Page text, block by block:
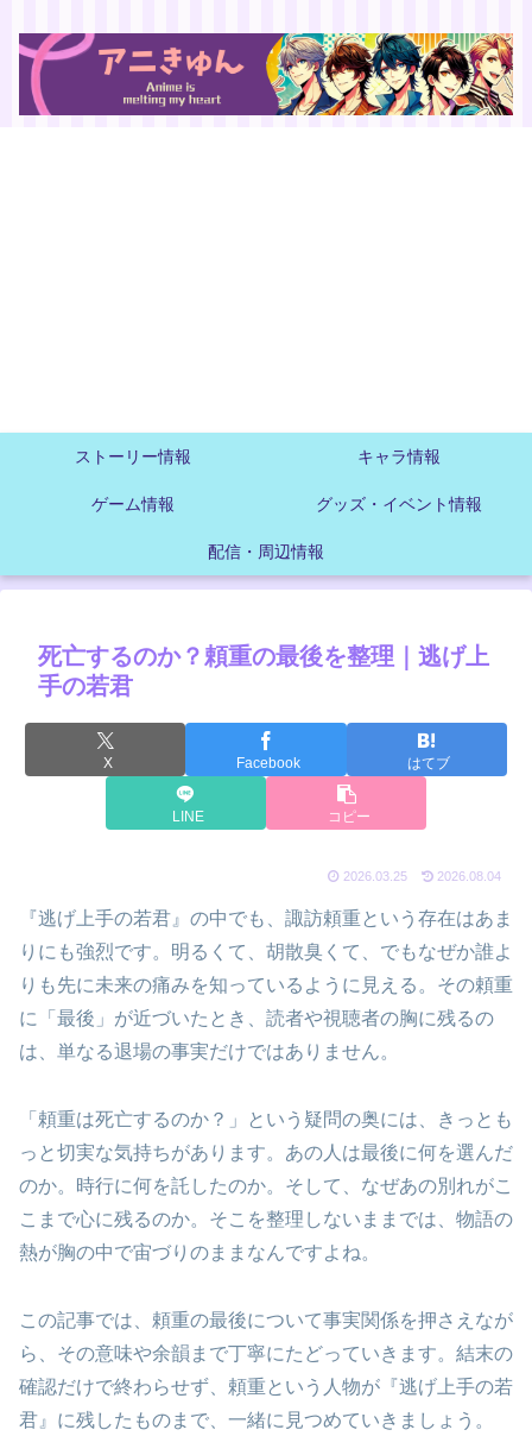
ストーリー情報 キャラ情報
ゲーム情報 グッズ・イベント情報
配信・周辺情報
死亡するのか？頼重の最後を整理｜逃げ上
手の若君
X Facebook はてブ
LINE コピー
2026.03.25 2026.08.04
『逃げ上手の若君』の中でも、諏訪頼重という存在はあま
りにも強烈です。明るくて、胡散臭くて、でもなぜか誰よ
りも先に未来の痛みを知っているように見える。その頼重
に「最後」が近づいたとき、読者や視聴者の胸に残るの
は、単なる退場の事実だけではありません。
「頼重は死亡するのか？」という疑問の奥には、きっとも
っと切実な気持ちがあります。あの人は最後に何を選んだ
のか。時行に何を託したのか。そして、なぜあの別れがこ
こまで心に残るのか。そこを整理しないままでは、物語の
熱が胸の中で宙づりのままなんですよね。
この記事では、頼重の最後について事実関係を押さえなが
ら、その意味や余韻まで丁寧にたどっていきます。結末の
確認だけで終わらせず、頼重という人物が『逃げ上手の若
君』に残したものまで、一緒に見つめていきましょう。